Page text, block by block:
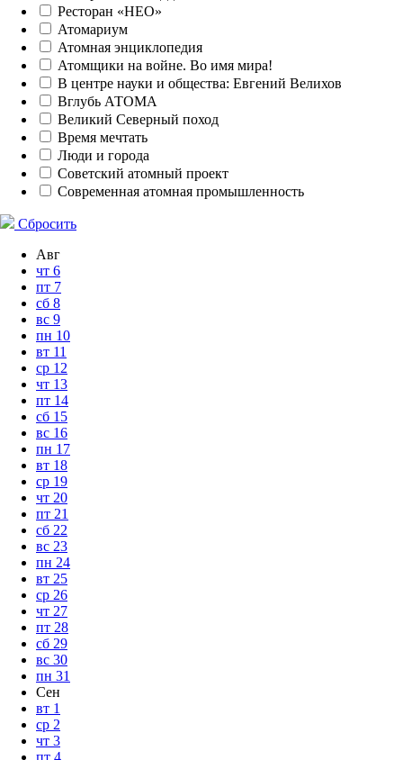
Ресторан «НЕО»
Атомариум
Атомная энциклопедия
Атомщики на войне. Во имя мира!
В центре науки и общества: Евгений Велихов
Вглубь АТОМА
Великий Северный поход
Время мечтать
Люди и города
Советский атомный проект
Современная атомная промышленность
Сбросить
Авг
чт 6
пт 7
сб 8
вс 9
пн 10
вт 11
ср 12
чт 13
пт 14
сб 15
вс 16
пн 17
вт 18
ср 19
чт 20
пт 21
сб 22
вс 23
пн 24
вт 25
ср 26
чт 27
пт 28
сб 29
вс 30
пн 31
Сен
вт 1
ср 2
чт 3
пт 4